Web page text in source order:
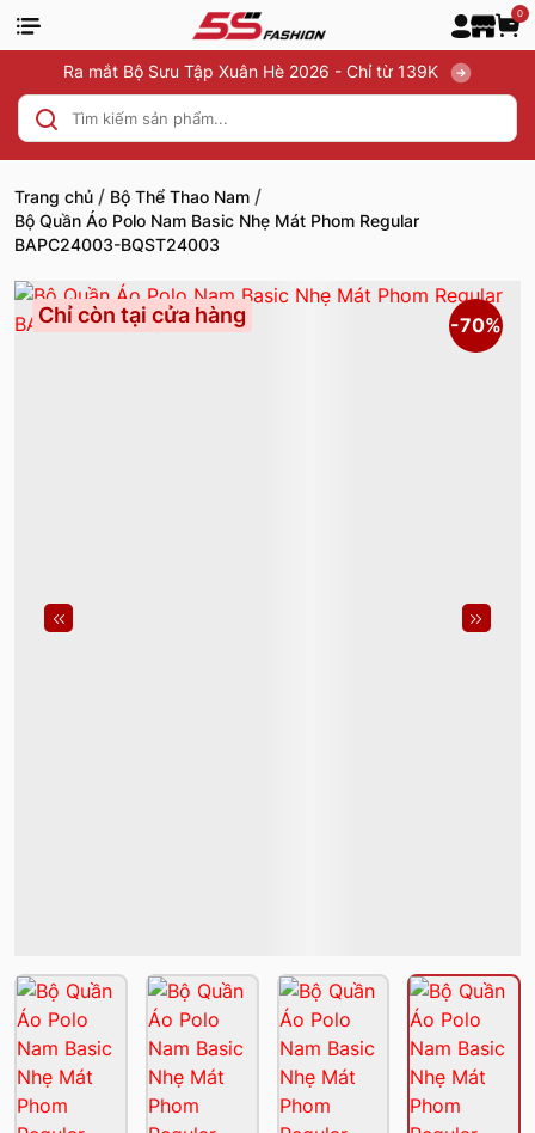
0
Ra mắt Bộ Sưu Tập Xuân Hè 2026 - Chỉ từ 139K
Trang chủ / Bộ Thể Thao Nam /
Bộ Quần Áo Polo Nam Basic Nhẹ Mát Phom Regular
BAPC24003-BQST24003
Chỉ còn tại cửa hàng -70%